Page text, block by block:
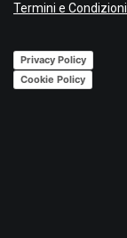
Termini e Condizioni
Privacy Policy
Cookie Policy